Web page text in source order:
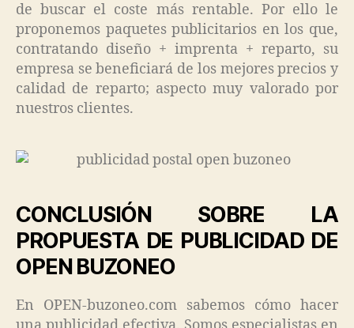
de buscar el coste más rentable. Por ello le
proponemos paquetes publicitarios en los que,
contratando diseño + imprenta + reparto, su
empresa se beneficiará de los mejores precios y
calidad de reparto; aspecto muy valorado por
nuestros clientes.
CONCLUSIÓN SOBRE LA
PROPUESTA DE PUBLICIDAD DE
OPEN BUZONEO
En OPEN-buzoneo.com sabemos cómo hacer